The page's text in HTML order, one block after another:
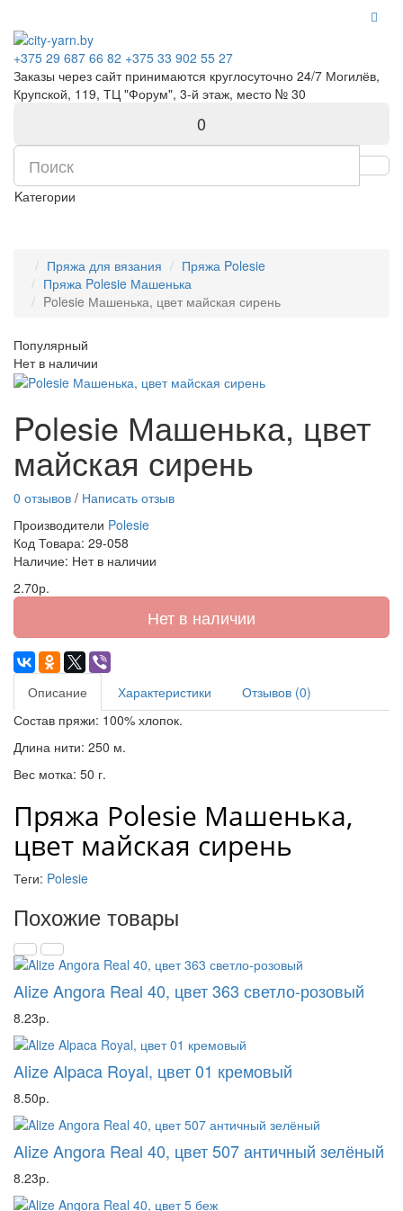
+375 29 687 66 82 +375 33 902 55 27
Заказы через сайт принимаются круглосуточно 24/7 Могилёв,
Крупской, 119, ТЦ "Форум", 3-й этаж, место № 30
0
Kатегории
Пряжа для вязания
Пряжа Polesie
Пряжа Polesie Машенька
Polesie Машенька, цвет майская сирень
Популярный
Нет в наличии
Polesie Машенька, цвет
майская сирень
0 отзывов / Написать отзыв
Производители Polesie
Код Товара: 29-058
Наличие: Нет в наличии
2.70р.
Нет в наличии
Описание Характеристики
Отзывов (0)
Состав пряжи: 100% хлопок.
Длина нити: 250 м.
Вес мотка: 50 г.
Пряжа Polesie Машенька,
цвет майская сирень
Теги: Polesie
Похожие товары
Alize Angora Real 40, цвет 363 светло-розовый
8.23р.
Alize Alpaca Royal, цвет 01 кремовый
8.50р.
Alize Angora Real 40, цвет 507 античный зелёный
8.23р.